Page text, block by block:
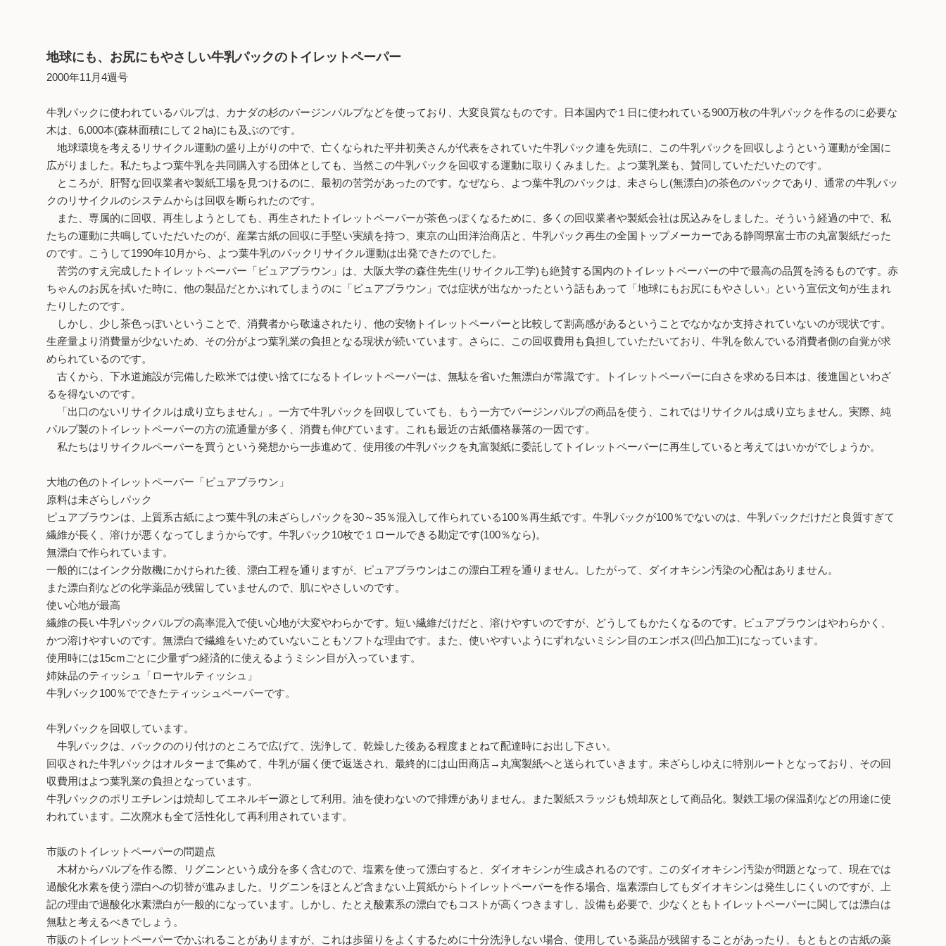
地球にも、お尻にもやさしい牛乳パックのトイレットペーパー
2000年11月4週号
牛乳パックに使われているパルプは、カナダの杉のバージンパルプなどを使っており、大変良質なものです。日本国内で１日に使われている900万枚の牛乳パックを作るのに必要な
木は、6,000本(森林面積にして２ha)にも及ぶのです。
地球環境を考えるリサイクル運動の盛り上がりの中で、亡くなられた平井初美さんが代表をされていた牛乳パック連を先頭に、この牛乳パックを回収しようという運動が全国に
広がりました。私たちよつ葉牛乳を共同購入する団体としても、当然この牛乳パックを回収する運動に取りくみました。よつ葉乳業も、賛同していただいたのです。
ところが、肝腎な回収業者や製紙工場を見つけるのに、最初の苦労があったのです。なぜなら、よつ葉牛乳のパックは、未さらし(無漂白)の茶色のパックであり、通常の牛乳パッ
クのリサイクルのシステムからは回収を断られたのです。
また、専属的に回収、再生しようとしても、再生されたトイレットペーパーが茶色っぽくなるために、多くの回収業者や製紙会社は尻込みをしました。そういう経過の中で、私
たちの運動に共鳴していただいたのが、産業古紙の回収に手堅い実績を持つ、東京の山田洋治商店と、牛乳パック再生の全国トップメーカーである静岡県富士市の丸富製紙だった
のです。こうして1990年10月から、よつ葉牛乳のパックリサイクル運動は出発できたのでした。
苦労のすえ完成したトイレットペーパー「ピュアブラウン」は、大阪大学の森住先生(リサイクル工学)も絶賛する国内のトイレットペーパーの中で最高の品質を誇るものです。赤
ちゃんのお尻を拭いた時に、他の製品だとかぶれてしまうのに「ピュアブラウン」では症状が出なかったという話もあって「地球にもお尻にもやさしい」という宣伝文句が生まれ
たりしたのです。
しかし、少し茶色っぽいということで、消費者から敬遠されたり、他の安物トイレットペーパーと比較して割高感があるということでなかなか支持されていないのが現状です。
生産量より消費量が少ないため、その分がよつ葉乳業の負担となる現状が続いています。さらに、この回収費用も負担していただいており、牛乳を飲んでいる消費者側の自覚が求
められているのです。
古くから、下水道施設が完備した欧米では使い捨てになるトイレットペーパーは、無駄を省いた無漂白が常識です。トイレットペーパーに白さを求める日本は、後進国といわざ
るを得ないのです。
「出口のないリサイクルは成り立ちません」。一方で牛乳パックを回収していても、もう一方でバージンパルプの商品を使う、これではリサイクルは成り立ちません。実際、純
パルプ製のトイレットペーパーの方の流通量が多く、消費も伸びています。これも最近の古紙価格暴落の一因です。
私たちはリサイクルペーパーを買うという発想から一歩進めて、使用後の牛乳パックを丸富製紙に委託してトイレットペーパーに再生していると考えてはいかがでしょうか。
大地の色のトイレットペーパー「ピュアブラウン」
原料は未ざらしパック
ピュアブラウンは、上質系古紙によつ葉牛乳の未ざらしパックを30～35％混入して作られている100％再生紙です。牛乳パックが100％でないのは、牛乳パックだけだと良質すぎて
繊維が長く、溶けが悪くなってしまうからです。牛乳パック10枚で１ロールできる勘定です(100％なら)。
無漂白で作られています。
一般的にはインク分散機にかけられた後、漂白工程を通りますが、ピュアブラウンはこの漂白工程を通りません。したがって、ダイオキシン汚染の心配はありません。
また漂白剤などの化学薬品が残留していませんので、肌にやさしいのです。
使い心地が最高
繊維の長い牛乳パックパルプの高率混入で使い心地が大変やわらかです。短い繊維だけだと、溶けやすいのですが、どうしてもかたくなるのです。ピュアブラウンはやわらかく、
かつ溶けやすいのです。無漂白で繊維をいためていないこともソフトな理由です。また、使いやすいようにずれないミシン目のエンボス(凹凸加工)になっています。
使用時には15cmごとに少量ずつ経済的に使えるようミシン目が入っています。
姉妹品のティッシュ「ローヤルティッシュ」
牛乳パック100％でできたティッシュペーパーです。
牛乳パックを回収しています。
牛乳パックは、パックののり付けのところで広げて、洗浄して、乾燥した後ある程度まとねて配達時にお出し下さい。
回収された牛乳パックはオルターまで集めて、牛乳が届く便で返送され、最終的には山田商店→丸寓製紙へと送られていきます。未ざらしゆえに特別ルートとなっており、その回
収費用はよつ葉乳業の負担となっています。
牛乳パックのポリエチレンは焼却してエネルギー源として利用。油を使わないので排煙がありません。また製紙スラッジも焼却灰として商品化。製鉄工場の保温剤などの用途に使
われています。二次廃水も全て活性化して再利用されています。
市販のトイレットペーパーの問題点
木材からパルプを作る際、リグニンという成分を多く含むので、塩素を使って漂白すると、ダイオキシンが生成されるのです。このダイオキシン汚染が問題となって、現在では
過酸化水素を使う漂白への切替が進みました。リグニンをほとんど含まない上質紙からトイレットペーパーを作る場合、塩素漂白してもダイオキシンは発生しにくいのですが、上
記の理由で過酸化水素漂白が一般的になっています。しかし、たとえ酸素系の漂白でもコストが高くつきますし、設備も必要で、少なくともトイレットペーパーに関しては漂白は
無駄と考えるべきでしょう。
市販のトイレットペーパーでかぶれることがありますが、これは歩留りをよくするために十分洗浄しない場合、使用している薬品が残留することがあったり、もともとの古紙の薬